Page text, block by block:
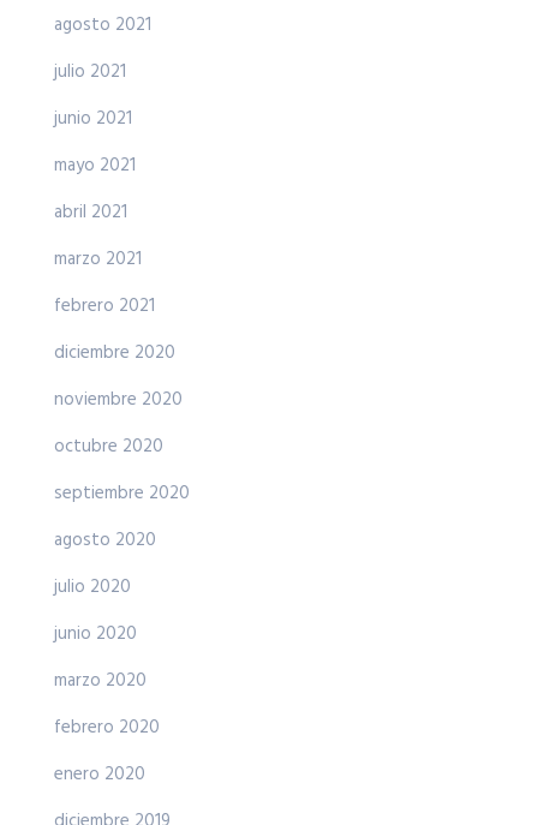
agosto 2021
julio 2021
junio 2021
mayo 2021
abril 2021
marzo 2021
febrero 2021
diciembre 2020
noviembre 2020
octubre 2020
septiembre 2020
agosto 2020
julio 2020
junio 2020
marzo 2020
febrero 2020
enero 2020